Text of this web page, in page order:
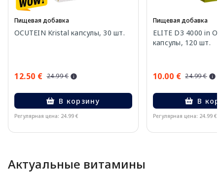
Пищевая добавка
OCUTEIN Kristal капсулы, 30 шт.
12.50 € 24.99 €
В корзину
Регулярная цена: 24.99 €
Пищевая добавка
ELITE D3 4000 in
капсулы, 120 шт.
10.00 € 24.99 €
В
Регулярная цена: 24.99 €
Актуальные витамины